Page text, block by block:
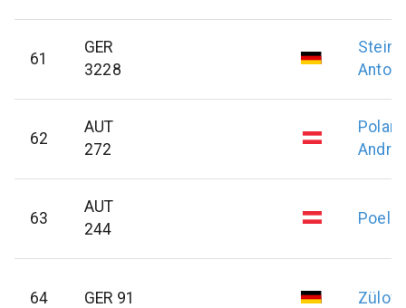
61
GER
3228
Anton
62
AUT
272
63
AUT
244
Poell
64 GER 91 Zülow